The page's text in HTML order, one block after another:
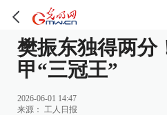
樊振东独得两分
甲“三冠王”
2026-06-01 14:47
来源： 工人日报